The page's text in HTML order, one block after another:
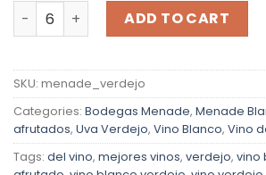
Menade Verdejo 2025 Vino Blanco
ADD TO CART
SKU: menade_verdejo
Categories: Bodegas Menade, Menade
afrutados, Uva Verdejo, Vino Blanco, Vino
Tags: del vino, mejores vinos, verdejo, vino